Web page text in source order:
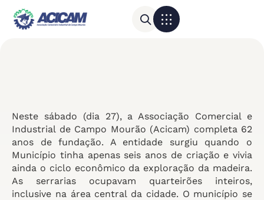
Neste sábado (dia 27), a Associação Comercial e
Industrial de Campo Mourão (Acicam) completa 62
anos de fundação. A entidade surgiu quando o
Município tinha apenas seis anos de criação e vivia
ainda o ciclo econômico da exploração da madeira.
As serrarias ocupavam quarteirões inteiros,
inclusive na área central da cidade. O município se